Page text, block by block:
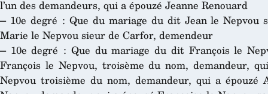
l’un des demandeurs, qui a épouzé Jeanne Renouard
–10e degré : Que du mariage du dit Jean le Nepvou
Marie le Nepvou sieur de Carfor, demendeur
–10e degré : Que du mariage du dit François le
François le Nepvou, troisème du nom, demandeur,
Nepvou troisième du nom, demandeur, qui a épouzé